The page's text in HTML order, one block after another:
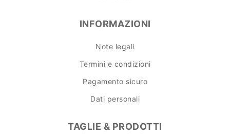
INFORMAZIONI
Note legali
Termini e condizioni
Pagamento sicuro
Dati personali
TAGLIE & PRODOTTI